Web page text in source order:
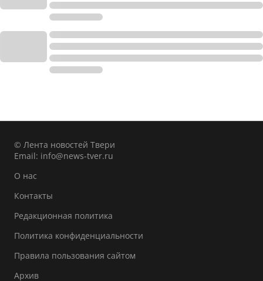
© Лента новостей Твери
Email: info@news-tver.ru
О нас
Контакты
Редакционная политика
Политика конфиденциальности
Правила пользования сайтом
Архив